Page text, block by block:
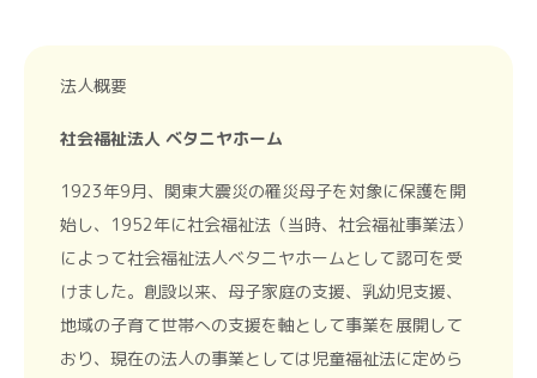
法人概要
社会福祉法人 ベタニヤホーム
1923年9月、関東大震災の罹災母子を対象に保護を開
始し、1952年に社会福祉法（当時、社会福祉事業法）
によって社会福祉法人ベタニヤホームとして認可を受
けました。創設以来、母子家庭の支援、乳幼児支援、
地域の子育て世帯への支援を軸として事業を展開して
おり、現在の法人の事業としては児童福祉法に定めら